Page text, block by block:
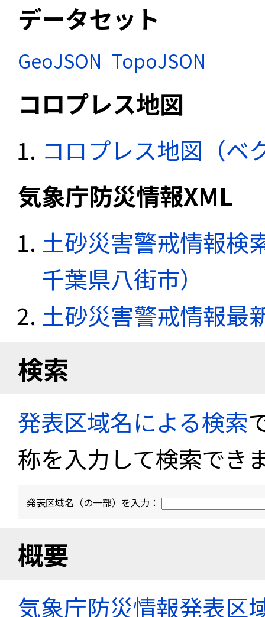
データセット
GeoJSON TopoJSON
コロプレス地図
コロプレス地図（ベ
気象庁防災情報XML
土砂災害警戒情報検
千葉県八街市）
土砂災害警戒情報最
検索
発表区域名による検索
称を入力して検索でき
発表区域名（の一部）を入力：
概要
気象庁防災情報発表区